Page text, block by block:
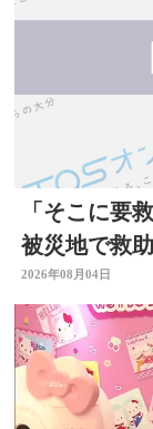
「そこに要
被災地で救
る 大分
2026年08月04日